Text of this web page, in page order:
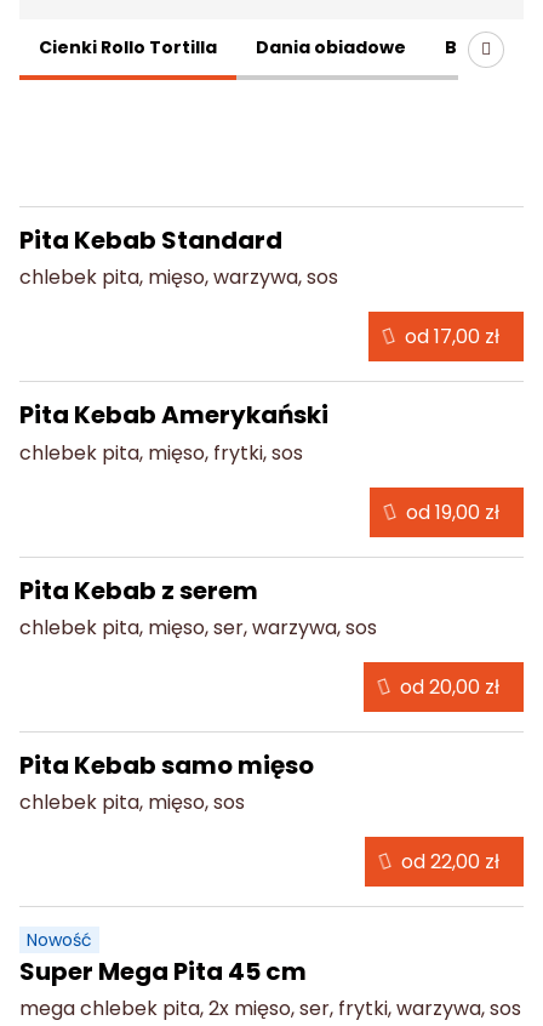
Oferta
Cienki Rollo Tortilla Dania obiadowe Box Kebab
Pita Kebab Standard
chlebek pita, mięso, warzywa, sos
Pita Kebab Amerykański
chlebek pita, mięso, frytki, sos
Pita Kebab z serem
chlebek pita, mięso, ser, warzywa, sos
Pita Kebab samo mięso
chlebek pita, mięso, sos
Nowość
Super Mega Pita 45 cm
mega chlebek pita, 2x mięso, ser, frytki, warzywa, sos